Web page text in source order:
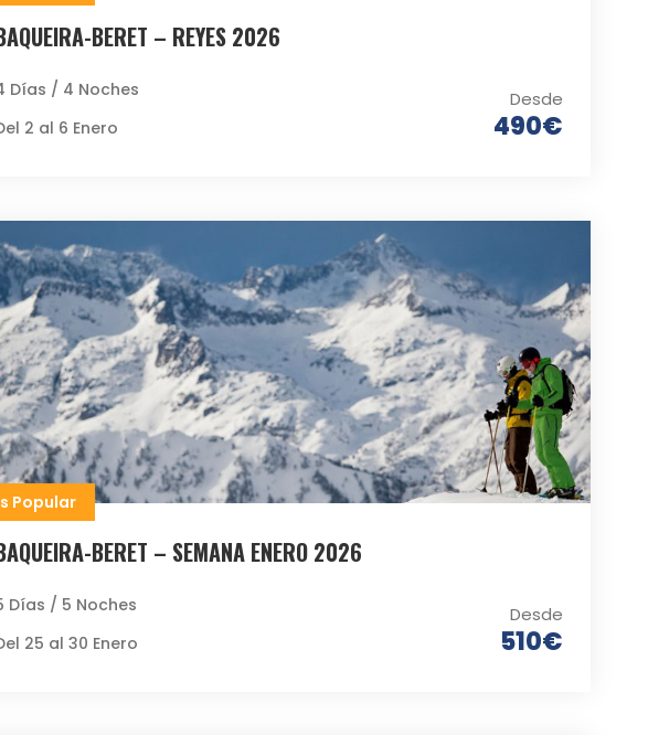
BERET – REYES 2026
Desde
490€
Días / 4 Noches
2 al 6 Enero
Popular
BERET – SEMANA ENERO 2026
Desde
510€
Días / 5 Noches
25 al 30 Enero